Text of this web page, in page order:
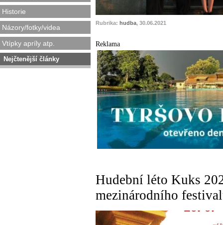
Historie
Názory/fotky/videa
Vtípky apríly atp.
Nejčtenější články
Rubrika: hudba, 30.06.2021
Reklama
Hudební léto Kuks
mezinárodního